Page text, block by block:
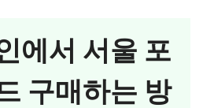
에서 서울 포
구매하는 방